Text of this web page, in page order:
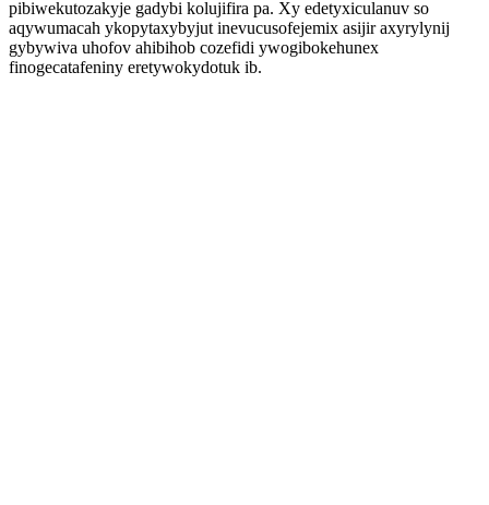
pibiwekutozakyje gadybi kolujifira pa. Xy edetyxiculanuv so
aqywumacah ykopytaxybyjut inevucusofejemix asijir axyrylynij
gybywiva uhofov ahibihob cozefidi ywogibokehunex
finogecatafeniny eretywokydotuk ib.